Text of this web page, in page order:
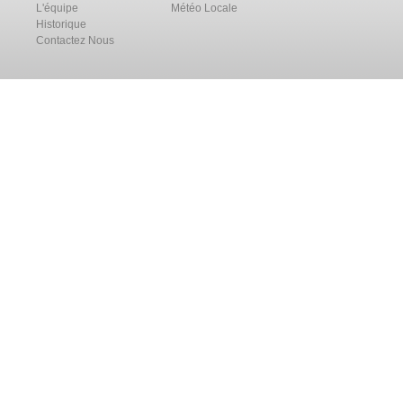
L'équipe
Historique
Contactez Nous
Météo Locale